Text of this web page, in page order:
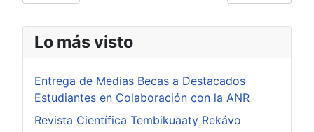
Lo más visto
Entrega de Medias Becas a Destacados
Estudiantes en Colaboración con la ANR
Revista Científica Tembikuaaty Rekávo